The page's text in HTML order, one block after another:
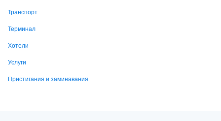
Транспорт
Терминал
Хотели
Услуги
Пристигания и заминавания